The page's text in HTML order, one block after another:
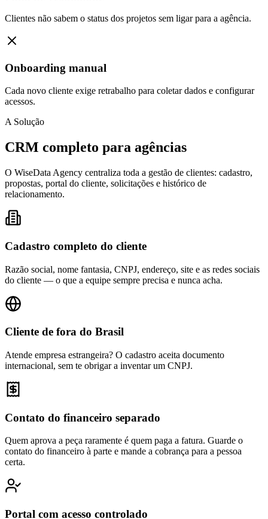
Clientes não sabem o status dos projetos sem ligar para a agência.
Onboarding manual
Cada novo cliente exige retrabalho para coletar dados e configurar
acessos.
A Solução
CRM completo para agências
O WiseData Agency centraliza toda a gestão de clientes: cadastro,
propostas, portal do cliente, solicitações e histórico de
relacionamento.
Cadastro completo do cliente
Razão social, nome fantasia, CNPJ, endereço, site e as redes sociais
do cliente — o que a equipe sempre precisa e nunca acha.
Cliente de fora do Brasil
Atende empresa estrangeira? O cadastro aceita documento
internacional, sem te obrigar a inventar um CNPJ.
Contato do financeiro separado
Quem aprova a peça raramente é quem paga a fatura. Guarde o
contato do financeiro à parte e mande a cobrança para a pessoa
certa.
Portal com acesso controlado